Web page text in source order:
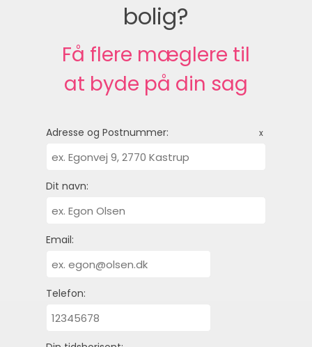
bolig?
Få flere mæglere til
at byde på din sag
Adresse og Postnummer: x
Dit navn:
Email:
Telefon: